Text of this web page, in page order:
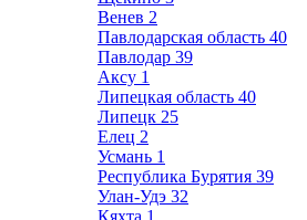
Венев 2
Павлодарская область 40
Павлодар 39
Аксу 1
Липецкая область 40
Липецк 25
Елец 2
Усмань 1
Республика Бурятия 39
Улан-Удэ 32
Кяхта 1